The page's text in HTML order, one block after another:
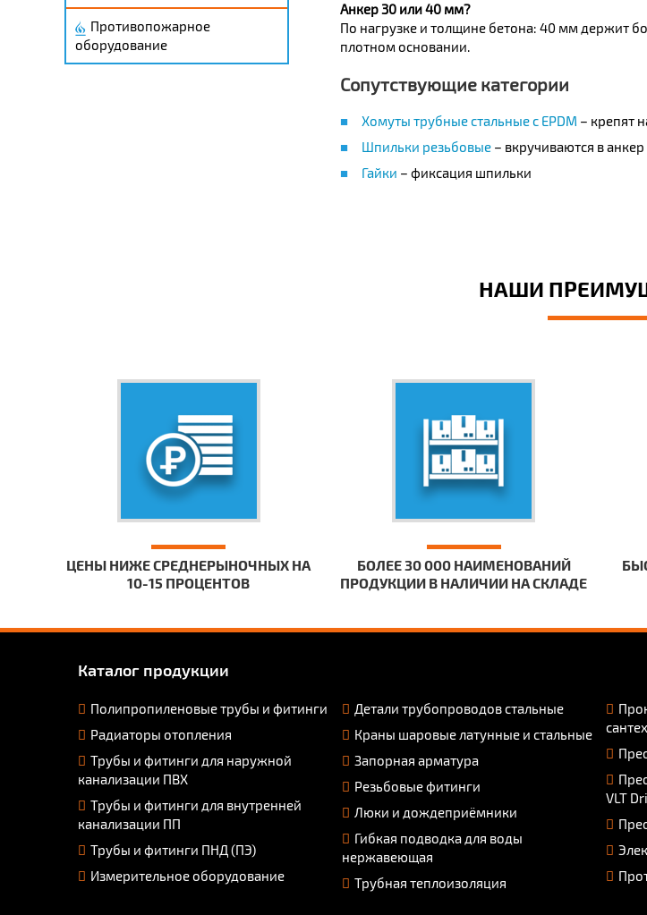
Анкер 30 или 40 мм?
По нагрузке и толщине бетона: 40 мм держит
плотном основании.
Сопутствующие категории
Хомуты трубные стальные с EPDM – крепят
Шпильки резьбовые– вкручиваются в анкер
Гайки – фиксация шпильки
Противопожарное
оборудование
НАШИ
ЦЕНЫ НИЖЕ СРЕДНЕРЫНОЧНЫХ НА
10-15 ПРОЦЕНТОВ
БОЛЕЕ 30 000 НАИМЕНОВАНИЙ
ПРОДУКЦИИ В НАЛИЧИИ НА СКЛАДЕ
Каталог продукции
Полипропиленовые трубы и фитинги
Радиаторы отопления
Трубы и фитинги для наружной
канализации ПВХ
Трубы и фитинги для внутренней
канализации ПП
Трубы и фитинги ПНД (ПЭ)
Измерительное оборудование
Детали трубопроводов стальные
Краны шаровые латунные и стальные
Запорная арматура
Резьбовые фитинги
Люки и дождеприёмники
Гибкая подводка для воды
нержавеющая
Трубная теплоизоляция
VLT